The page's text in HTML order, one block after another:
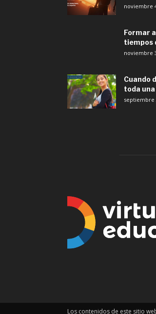
noviembre
Formar
tiempos
noviembre
Cuando
toda una
septiembre
Los contenidos de este sitio